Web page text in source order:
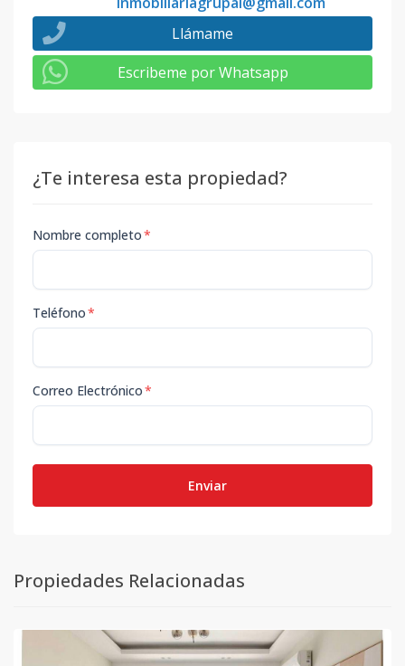
Llámame
Escribeme por Whatsapp
¿Te interesa esta propiedad?
Nombre completo*
Teléfono*
Correo Electrónico*
Enviar
Propiedades Relacionadas